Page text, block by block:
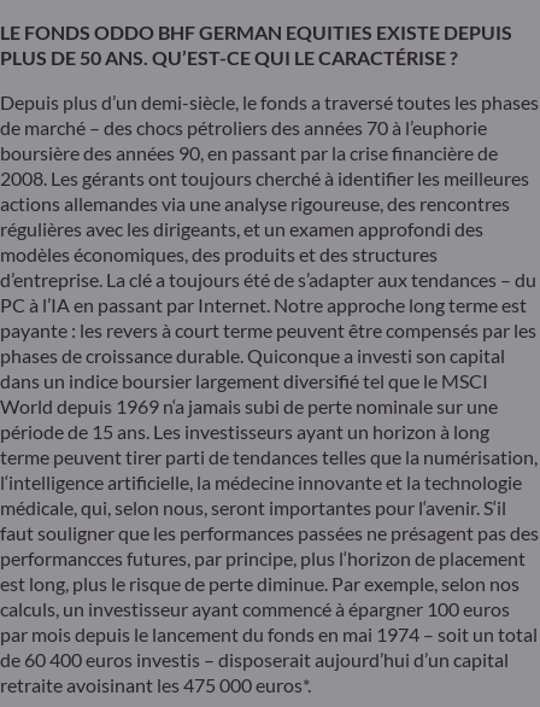
LE FONDS ODDO BHF GERMAN EQUITIES EXISTE DEPUIS
PLUS DE 50 ANS. QU’EST-CE QUI LE CARACTÉRISE ?
Depuis plus d’un demi-siècle, le fonds a traversé toutes les phases
de marché – des chocs pétroliers des années 70 à l’euphorie
boursière des années 90, en passant par la crise financière de
2008. Les gérants ont toujours cherché à identifier les meilleures
actions allemandes via une analyse rigoureuse, des rencontres
régulières avec les dirigeants, et un examen approfondi des
modèles économiques, des produits et des structures
d’entreprise. La clé a toujours été de s’adapter aux tendances – du
PC à l’IA en passant par Internet. Notre approche long terme est
payante : les revers à court terme peuvent être compensés par les
phases de croissance durable. Quiconque a investi son capital
dans un indice boursier largement diversifié tel que le MSCI
World depuis 1969 n‘a jamais subi de perte nominale sur une
période de 15 ans. Les investisseurs ayant un horizon à long
terme peuvent tirer parti de tendances telles que la numérisation,
l‘intelligence artificielle, la médecine innovante et la technologie
médicale, qui, selon nous, seront importantes pour l‘avenir. S‘il
faut souligner que les performances passées ne présagent pas des
performancces futures, par principe, plus l‘horizon de placement
est long, plus le risque de perte diminue. Par exemple, selon nos
calculs, un investisseur ayant commencé à épargner 100 euros
par mois depuis le lancement du fonds en mai 1974 – soit un total
de 60 400 euros investis – disposerait aujourd’hui d’un capital
retraite avoisinant les 475 000 euros*.